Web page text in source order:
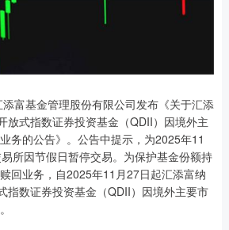
富基金管理股份有限公司发布《关于汇添
放式指数证券投资基金（QDII）因境外主
务的公告》。公告中提示，为2025年11
所因节假日暂停交易。为保护基金份额持
回业务，自2025年11月27日起汇添富纳
指数证券投资基金（QDII）因境外主要市